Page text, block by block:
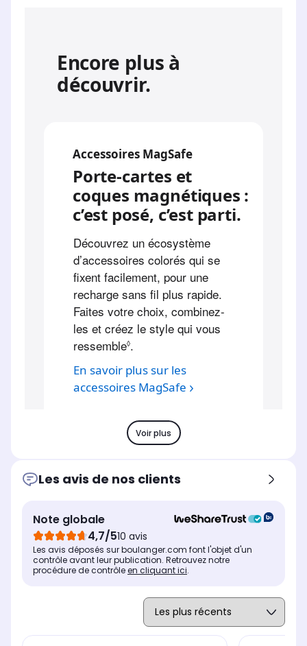
Voir plus
Les avis de nos clients
Note globale
4,7/510 avis
Les avis déposés sur boulanger.com font l'objet d'un
contrôle avant leur publication. Retrouvez notre
procédure de contrôleen cliquant ici.